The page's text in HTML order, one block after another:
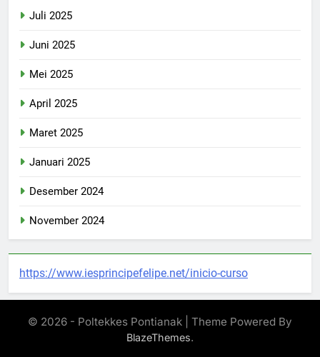
Juli 2025
Juni 2025
Mei 2025
April 2025
Maret 2025
Januari 2025
Desember 2024
November 2024
https://www.iesprincipefelipe.net/inicio-curso
© 2026 - Poltekkes Pontianak | Theme Powered By
BlazeThemes.